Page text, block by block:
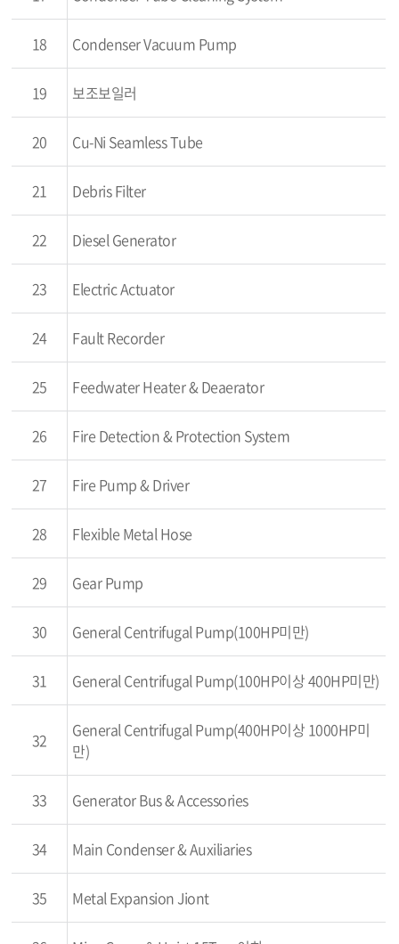
18 Condenser Vacuum Pump
19 보조보일러
20 Cu-Ni Seamless Tube
21 Debris Filter
22 Diesel Generator
23 Electric Actuator
24 Fault Recorder
25 Feedwater Heater & Deaerator
26 Fire Detection & Protection System
27 Fire Pump & Driver
28 Flexible Metal Hose
29 Gear Pump
30 General Centrifugal Pump(100HP미만)
31 General Centrifugal Pump(100HP이상 400HP미만)
32
General Centrifugal Pump(400HP이상 1000HP미
만)
33 Generator Bus & Accessories
34 Main Condenser & Auxiliaries
35 Metal Expansion Jiont